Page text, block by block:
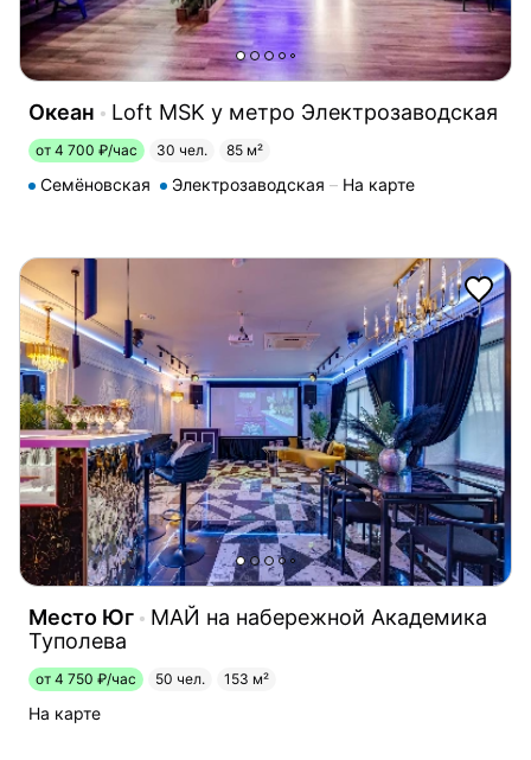
Океан Loft MSK у метро Электрозаводская
от 4 700 ₽/час 30 чел. 85 м²
Семёновская Электрозаводская На карте
Место Юг
МАЙ на набережной Академика
Туполева
от 4 750 ₽/час 50 чел. 153 м²
На карте